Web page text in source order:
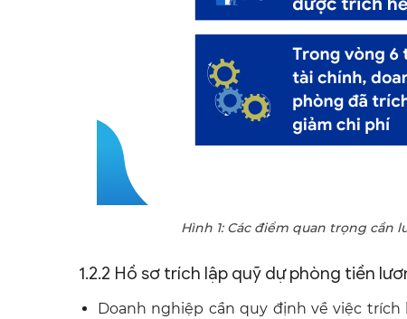
Hình 1: Các điểm quan trọng
1.2.2 Hồ sơ trích lập quỹ dự phòng tiền
Doanh nghiệp cần quy định về việc